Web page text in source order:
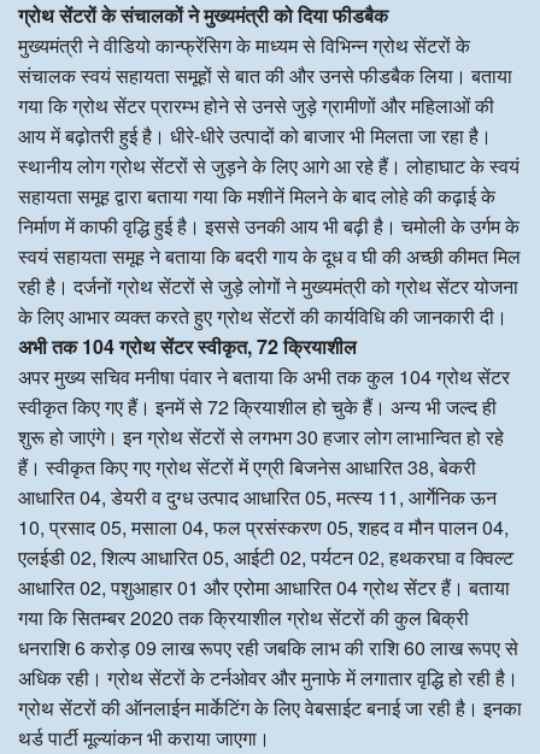
ग्रोथ सेंटरों के संचालकों ने मुख्यमंत्री को दिया फीडबैक
मुख्यमंत्री ने वीडियो कान्फ्रेंसिग के माध्यम से विभिन्न ग्रोथ सेंटरों के
संचालक स्वयं सहायता समूहों से बात की और उनसे फीडबैक लिया। बताया
गया कि ग्रोथ सेंटर प्रारम्भ होने से उनसे जुड़े ग्रामीणों और महिलाओं की
आय में बढ़ोतरी हुई है। धीरे-धीरे उत्पादों को बाजार भी मिलता जा रहा है।
स्थानीय लोग ग्रोथ सेंटरों से जुड़ने के लिए आगे आ रहे हैं। लोहाघाट के स्वयं
सहायता समूह द्वारा बताया गया कि मशीनें मिलने के बाद लोहे की कढ़ाई के
निर्माण में काफी वृद्धि हुई है। इससे उनकी आय भी बढ़ी है। चमोली के उर्गम के
स्वयं सहायता समूह ने बताया कि बदरी गाय के दूध व घी की अच्छी कीमत मिल
रही है। दर्जनों ग्रोथ सेंटरों से जुड़े लोगों ने मुख्यमंत्री को ग्रोथ सेंटर योजना
के लिए आभार व्यक्त करते हुए ग्रोथ सेंटरों की कार्यविधि की जानकारी दी।
अभी तक 104 ग्रोथ सेंटर स्वीकृत, 72 क्रियाशील
अपर मुख्य सचिव मनीषा पंवार ने बताया कि अभी तक कुल 104 ग्रोथ सेंटर
स्वीकृत किए गए हैं। इनमें से 72 क्रियाशील हो चुके हैं। अन्य भी जल्द ही
शुरू हो जाएंगे। इन ग्रोथ सेंटरों से लगभग 30 हजार लोग लाभान्वित हो रहे
हैं। स्वीकृत किए गए ग्रोथ सेंटरों में एग्री बिजनेस आधारित 38, बेकरी
आधारित 04, डेयरी व दुग्ध उत्पाद आधारित 05, मत्स्य 11, आर्गेनिक ऊन
10, प्रसाद 05, मसाला 04, फल प्रसंस्करण 05, शहद व मौन पालन 04,
एलईडी 02, शिल्प आधारित 05, आईटी 02, पर्यटन 02, हथकरघा व क्विल्ट
आधारित 02, पशुआहार 01 और एरोमा आधारित 04 ग्रोथ सेंटर हैं। बताया
गया कि सितम्बर 2020 तक क्रियाशील ग्रोथ सेंटरों की कुल बिक्री
धनराशि 6 करोड़ 09 लाख रूपए रही जबकि लाभ की राशि 60 लाख रूपए से
अधिक रही। ग्रोथ सेंटरों के टर्नओवर और मुनाफे में लगातार वृद्धि हो रही है।
ग्रोथ सेंटरों की ऑनलाईन मार्केटिंग के लिए वेबसाईट बनाई जा रही है। इनका
थर्ड पार्टी मूल्यांकन भी कराया जाएगा।